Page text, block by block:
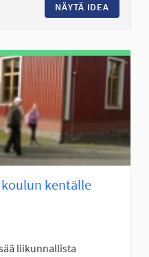
NÄYTÄ IDEA
kentälle
liikunnallista